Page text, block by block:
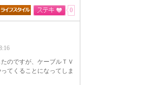
0
のですが、ケーブルＴＶ
てくることになってしま